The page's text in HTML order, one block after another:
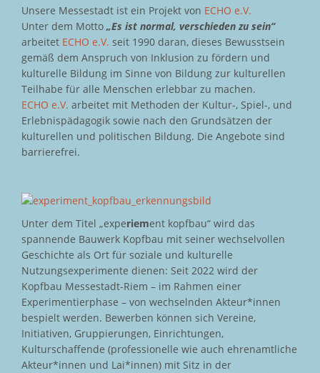
Unsere Messestadt ist ein Projekt von ECHO e.V.
Unter dem Motto „Es ist normal, verschieden zu sein“
arbeitet ECHO e.V. seit 1990 daran, dieses Bewusstsein
gemäß dem Anspruch von Inklusion zu fördern und
kulturelle Bildung im Sinne von Bildung zur kulturellen
Teilhabe für alle Menschen erlebbar zu machen.
ECHO e.V. arbeitet mit Methoden der Kultur-, Spiel-, und
Erlebnispädagogik sowie nach den Grundsätzen der
kulturellen und politischen Bildung. Die Angebote sind
barrierefrei.
Unter dem Titel „experiement kopfbau“ wird das
spannende Bauwerk Kopfbau mit seiner wechselvollen
Geschichte als Ort für soziale und kulturelle
Nutzungsexperimente dienen: Seit 2022 wird der
Kopfbau Messestadt-Riem – im Rahmen einer
Experimentierphase – von wechselnden Akteur*innen
bespielt werden. Bewerben können sich Vereine,
Initiativen, Gruppierungen, Einrichtungen,
Kulturschaffende (professionelle wie auch ehrenamtliche
Akteur*innen und Lai*innen) mit Sitz in der